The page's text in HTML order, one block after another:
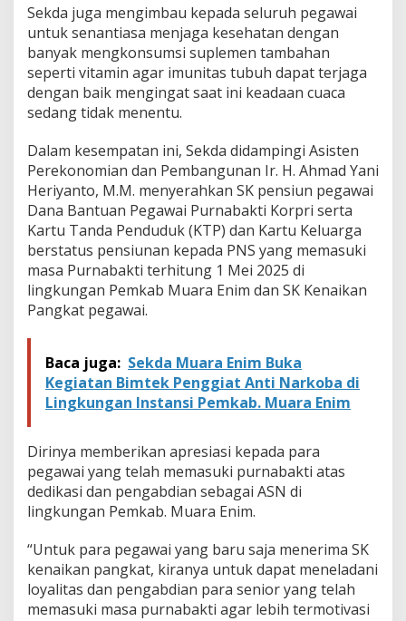
t
e
n
s
i
K
k
a
r
a
Sekda juga mengimbau kepada seluruh pegawai
untuk senantiasa menjaga kesehatan dengan
banyak mengkonsumsi suplemen tambahan
seperti vitamin agar imunitas tubuh dapat terjaga
dengan baik mengingat saat ini keadaan cuaca
sedang tidak menentu.
Dalam kesempatan ini, Sekda didampingi Asisten
Perekonomian dan Pembangunan Ir. H. Ahmad Yani
Heriyanto, M.M. menyerahkan SK pensiun pegawai
Dana Bantuan Pegawai Purnabakti Korpri serta
Kartu Tanda Penduduk (KTP) dan Kartu Keluarga
berstatus pensiunan kepada PNS yang memasuki
masa Purnabakti terhitung 1 Mei 2025 di
lingkungan Pemkab Muara Enim dan SK Kenaikan
Pangkat pegawai.
Baca juga: Sekda Muara Enim Buka
Kegiatan Bimtek Penggiat Anti Narkoba di
Lingkungan Instansi Pemkab. Muara Enim
Dirinya memberikan apresiasi kepada para
pegawai yang telah memasuki purnabakti atas
dedikasi dan pengabdian sebagai ASN di
lingkungan Pemkab. Muara Enim.
“Untuk para pegawai yang baru saja menerima SK
kenaikan pangkat, kiranya untuk dapat meneladani
loyalitas dan pengabdian para senior yang telah
memasuki masa purnabakti agar lebih termotivasi